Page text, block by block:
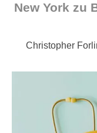
New York zu
Christopher